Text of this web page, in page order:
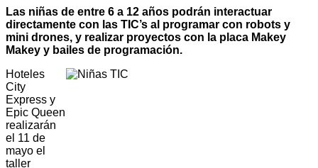
Las niñas de entre 6 a 12 años podrán interactuar
directamente con las TIC’s al programar con robots y
mini drones, y realizar proyectos con la placa Makey
Makey y bailes de programación.
Hoteles
City
Express y
Epic Queen
realizarán
el 11 de
mayo el
taller